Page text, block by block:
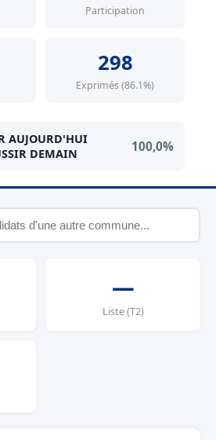
Participation
298
Exprimés (86.1%)
AUJOURD'HUI
DEMAIN
100,0%
—
Liste (T2)